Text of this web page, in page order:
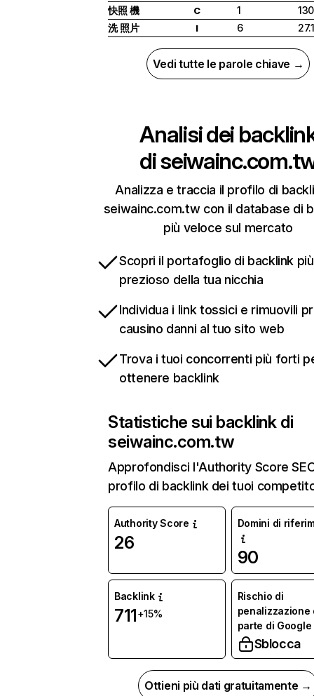
快照 機
C 1
洗 照片
I 6
Vedi tutte le parole chiave →
Analisi dei
di
Analizza e traccia il profilo di
seiwainc.com.tw con il database di
più veloce sul mercato
Scopri il portafoglio di backlink più
prezioso della tua nicchia
Individua i link tossici e rimuovili
causino danni al tuo sito web
Trova i tuoi concorrenti più forti
ottenere backlink
Statistiche sui backlink di
seiwainc.com.tw
Approfondisci l'Authority Score
profilo di backlink dei tuoi
Authority Score
26
Domini di
90
Backlink
711+15%
Rischio di
penalizzazione
parte di Google
Sblocca
Ottieni più dati gratuitamente →